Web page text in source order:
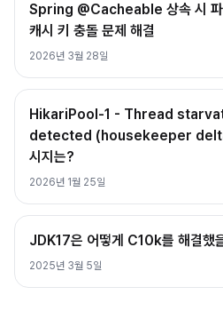
Spring @Cacheable 상속 시 파
캐시 키 충돌 문제 해결
2026년 3월 28일
HikariPool-1 - Thread
detected (housekeeper
시지는?
2026년 1월 25일
JDK17은 어떻게 C10k를 해결했
2025년 3월 5일